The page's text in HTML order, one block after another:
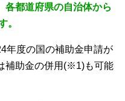
各都道府県の自治体から
。
年度の国の補助金申請が
補助金の併用(※1)も可能